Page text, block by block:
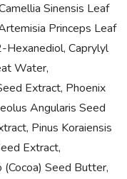
Sinensis Leaf
Princeps Leaf
Hexanediol, Caprylyl
Water,
Extract, Phoenix
Angularis Seed
Pinus Koraiensis
Extract,
(Cocoa) Seed Butter,